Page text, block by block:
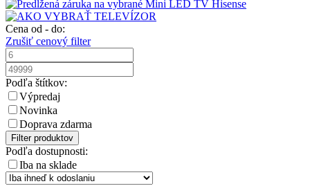
Cena od - do:
Zrušiť cenový filter
Podľa štítkov:
Výpredaj
Novinka
Doprava zdarma
Filter produktov
Podľa dostupnosti:
Iba na sklade